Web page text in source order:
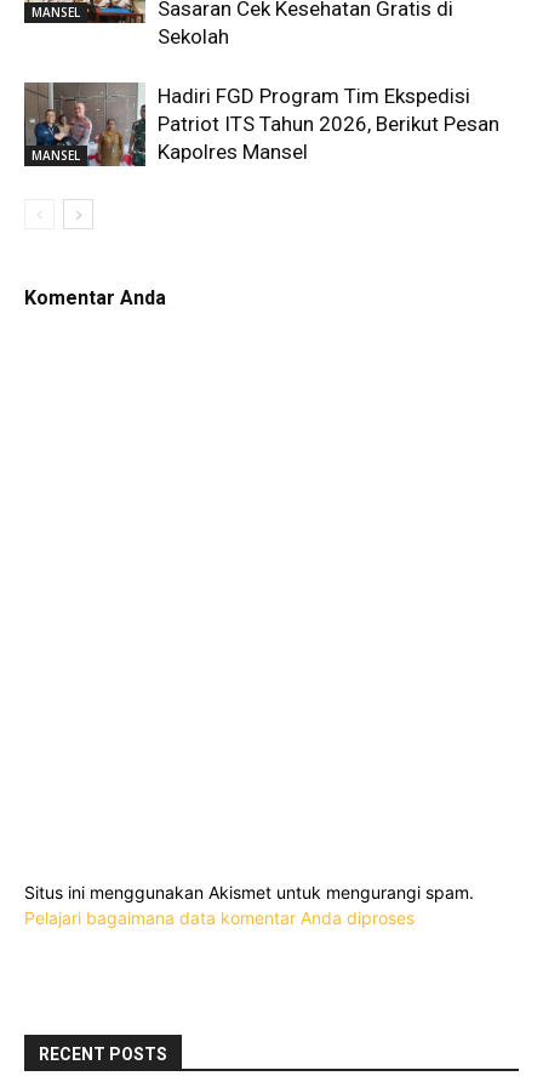
MANSEL
Sasaran Cek Kesehatan Gratis di
Sekolah
MANSEL
Hadiri FGD Program Tim Ekspedisi
Patriot ITS Tahun 2026, Berikut Pesan
Kapolres Mansel
Komentar Anda
Situs ini menggunakan Akismet untuk mengurangi spam.
Pelajari bagaimana data komentar Anda diproses
RECENT POSTS